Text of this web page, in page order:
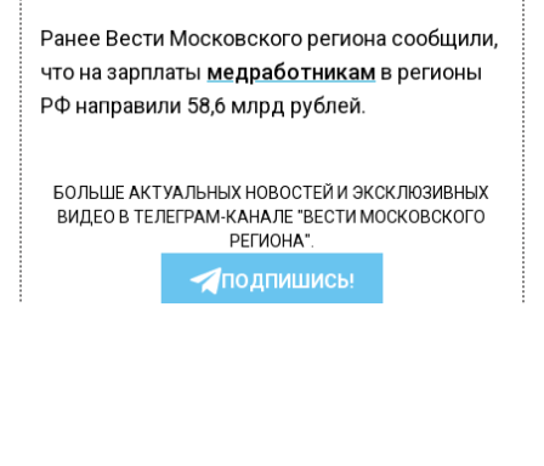
Ранее Вести Московского региона сообщили,
что на зарплаты медработникам в регионы
РФ направили 58,6 млрд рублей.
БОЛЬШЕ АКТУАЛЬНЫХ НОВОСТЕЙ И ЭКСКЛЮЗИВНЫХ
ВИДЕО В ТЕЛЕГРАМ-КАНАЛЕ "ВЕСТИ МОСКОВСКОГО
РЕГИОНА".
ПОДПИШИСЬ!